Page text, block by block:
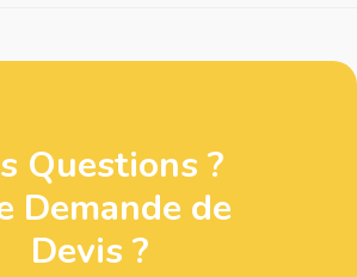
Questions ?
Demande de
Devis ?